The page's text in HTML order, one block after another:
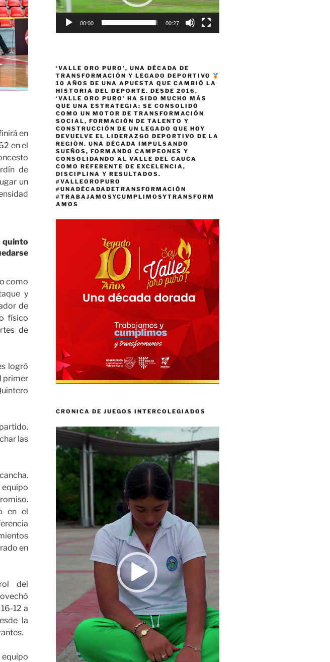
en
en el
de
un
quinto
como
y
de
físico
de
logró
primer
las
en el
en
del
12 a
la
00:00 00:27
‘VALLE ORO PURO’, UNA DÉCADA DE
TRANSFORMACIÓN Y LEGADO DEPORTIVO
10 AÑOS DE UNA APUESTA QUE CAMBIÓ LA
HISTORIA DEL DEPORTE. DESDE 2016,
‘VALLE ORO PURO’ HA SIDO MUCHO MÁS
QUE UNA ESTRATEGIA: SE CONSOLIDÓ
COMO UN MOTOR DE TRANSFORMACIÓN
SOCIAL, FORMACIÓN DE TALENTO Y
CONSTRUCCIÓN DE UN LEGADO QUE HOY
DEVUELVE EL LIDERAZGO DEPORTIVO DE LA
REGIÓN. UNA DÉCADA IMPULSANDO
SUEÑOS, FORMANDO CAMPEONES Y
CONSOLIDANDO AL VALLE DEL CAUCA
COMO REFERENTE DE EXCELENCIA,
DISCIPLINA Y RESULTADOS.
#VALLEOROPURO
#UNADÉCADADETRANSFORMACIÓN
#TRABAJAMOSYCUMPLIMOSYTRANSFORM
AMOS
CRONICA DE JUEGOS INTERCOLEGIADOS
Reproductor
vídeo